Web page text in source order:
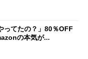
ってたの？」80％OFF
の本気が...